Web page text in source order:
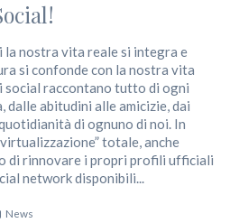
la nostra vita reale si integra e
si confonde con la nostra vita
raccontano tutto di ogni
dalle abitudini alle amicizie, dai
di ognuno di noi. In
totale, anche
di rinnovare i propri profili ufficiali
network disponibili...
News